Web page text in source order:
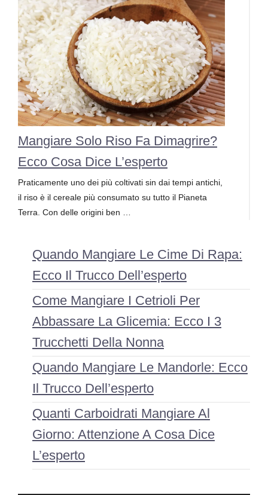
Mangiare Solo Riso Fa Dimagrire?
Ecco Cosa Dice L’esperto
Praticamente uno dei più coltivati sin dai tempi antichi,
il riso è il cereale più consumato su tutto il Pianeta
Terra. Con delle origini ben …
Quando Mangiare Le Cime Di Rapa:
Ecco Il Trucco Dell’esperto
Come Mangiare I Cetrioli Per
Abbassare La Glicemia: Ecco I 3
Trucchetti Della Nonna
Quando Mangiare Le Mandorle: Ecco
Il Trucco Dell’esperto
Quanti Carboidrati Mangiare Al
Giorno: Attenzione A Cosa Dice
L’esperto